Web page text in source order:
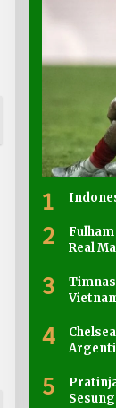
1
2
Real
3
4
5